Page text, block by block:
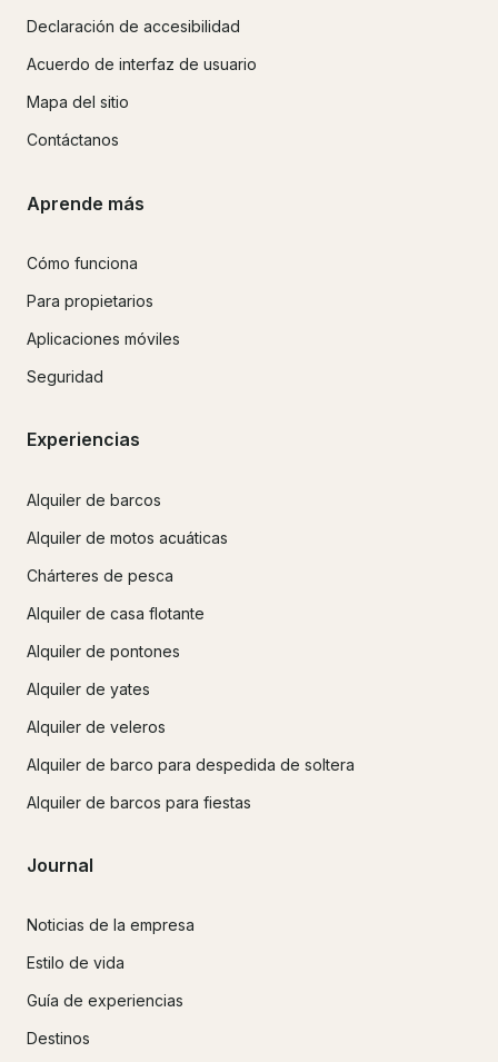
Declaración de accesibilidad
Acuerdo de interfaz de usuario
Mapa del sitio
Contáctanos
Aprende más
Cómo funciona
Para propietarios
Aplicaciones móviles
Seguridad
Experiencias
Alquiler de barcos
Alquiler de motos acuáticas
Chárteres de pesca
Alquiler de casa flotante
Alquiler de pontones
Alquiler de yates
Alquiler de veleros
Alquiler de barco para despedida de soltera
Alquiler de barcos para fiestas
Journal
Noticias de la empresa
Estilo de vida
Guía de experiencias
Destinos